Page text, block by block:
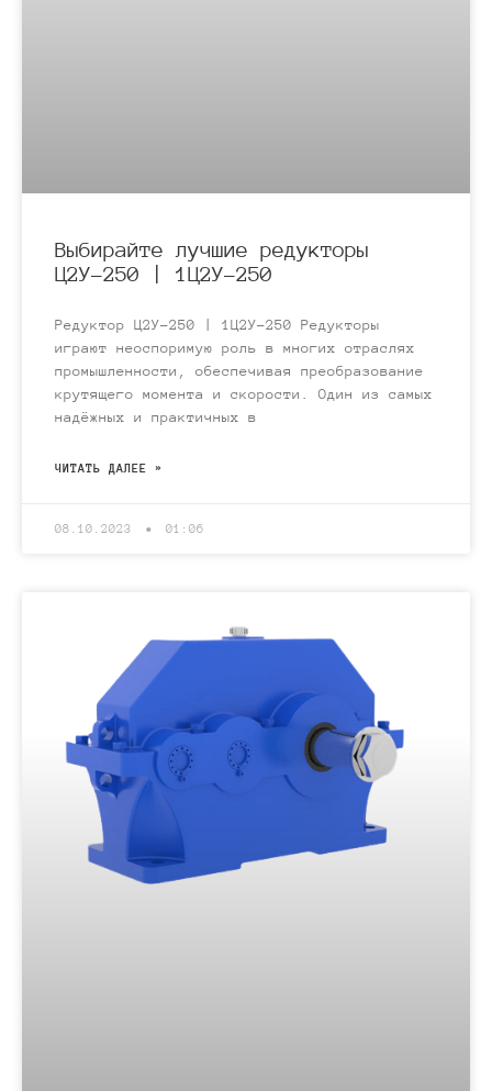
Выбирайте лучшие редукторы
Ц2У-250 | 1Ц2У-250
Редуктор Ц2У-250 | 1Ц2У-250 Редукторы
играют неоспоримую роль в многих отраслях
промышленности, обеспечивая преобразование
крутящего момента и скорости. Один из самых
надёжных и практичных в
ЧИТАТЬ ДАЛЕЕ »
08.10.2023 01:06